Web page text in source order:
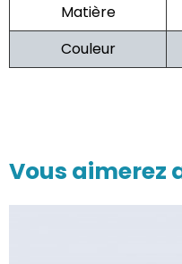
Matière
Couleur
Vous aimerez